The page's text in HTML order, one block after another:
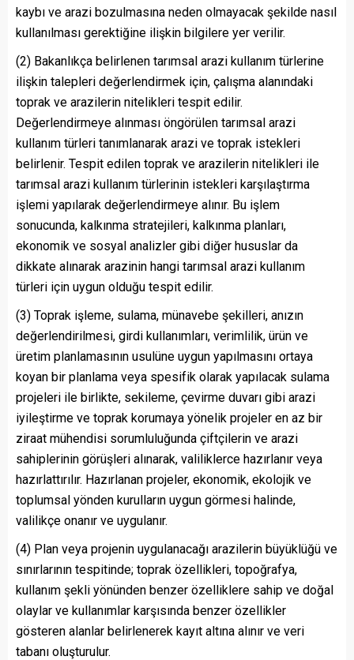
kaybı ve arazi bozulmasına neden olmayacak şekilde nasıl
kullanılması gerektiğine ilişkin bilgilere yer verilir.
(2) Bakanlıkça belirlenen tarımsal arazi kullanım türlerine
ilişkin talepleri değerlendirmek için, çalışma alanındaki
toprak ve arazilerin nitelikleri tespit edilir.
Değerlendirmeye alınması öngörülen tarımsal arazi
kullanım türleri tanımlanarak arazi ve toprak istekleri
belirlenir. Tespit edilen toprak ve arazilerin nitelikleri ile
tarımsal arazi kullanım türlerinin istekleri karşılaştırma
işlemi yapılarak değerlendirmeye alınır. Bu işlem
sonucunda, kalkınma stratejileri, kalkınma planları,
ekonomik ve sosyal analizler gibi diğer hususlar da
dikkate alınarak arazinin hangi tarımsal arazi kullanım
türleri için uygun olduğu tespit edilir.
(3) Toprak işleme, sulama, münavebe şekilleri, anızın
değerlendirilmesi, girdi kullanımları, verimlilik, ürün ve
üretim planlamasının usulüne uygun yapılmasını ortaya
koyan bir planlama veya spesifik olarak yapılacak sulama
projeleri ile birlikte, sekileme, çevirme duvarı gibi arazi
iyileştirme ve toprak korumaya yönelik projeler en az bir
ziraat mühendisi sorumluluğunda çiftçilerin ve arazi
sahiplerinin görüşleri alınarak, valiliklerce hazırlanır veya
hazırlattırılır. Hazırlanan projeler, ekonomik, ekolojik ve
toplumsal yönden kurulların uygun görmesi halinde,
valilikçe onanır ve uygulanır.
(4) Plan veya projenin uygulanacağı arazilerin büyüklüğü ve
sınırlarının tespitinde; toprak özellikleri, topoğrafya,
kullanım şekli yönünden benzer özelliklere sahip ve doğal
olaylar ve kullanımlar karşısında benzer özellikler
gösteren alanlar belirlenerek kayıt altına alınır ve veri
tabanı oluşturulur.